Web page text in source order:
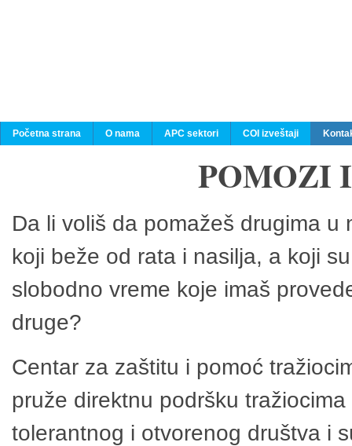
Početna strana O nama APC sektori COI izveštaji
POMOZI
Da li voliš da pomažeš drugima
koji beže od rata i nasilja, a koji
slobodno vreme koje imaš
druge?
Centar za zaštitu i pomoć
pruže direktnu podršku
tolerantnog i otvorenog društva i